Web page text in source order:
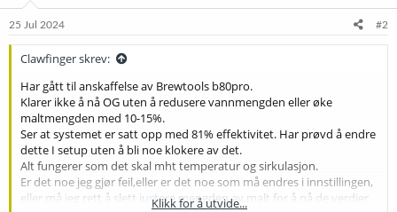
25 Jul 2024 #2
Clawfinger skrev:
Har gått til anskaffelse av Brewtools b80pro.
Klarer ikke å nå OG uten å redusere vannmengden eller øke
maltmengden med 10-15%.
Ser at systemet er satt opp med 81% effektivitet. Har prøvd å endre
dette I setup uten å bli noe klokere av det.
Alt fungerer som det skal mht temperatur og sirkulasjon.
Er det noe jeg gjør feil,eller er det noe som må endres i innstillingen,
eller må jeg rett å slett justere mengden av malt for å nå de verdier
Klikk for å utvide...